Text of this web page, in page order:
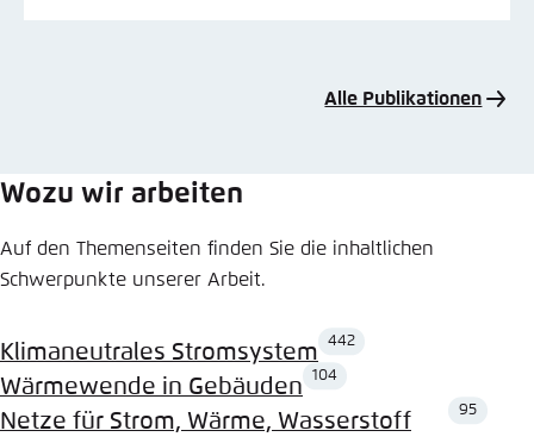
Alle Publikationen
Wozu wir arbeiten
Auf den Themenseiten finden Sie die inhaltlichen
Schwerpunkte unserer Arbeit.
Klimaneutrales Stromsystem
442
Wärmewende in Gebäuden
104
Netze für Strom, Wärme, Wasserstoff
95